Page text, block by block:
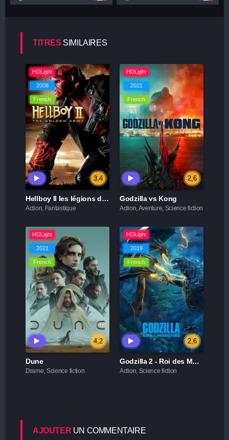
TITRES SIMILAIRES
HDLight
2008
French
3,4
Hellboy II les légions d'or maudites
Action, Fantastique
HDLight
2021
French
2,6
Godzilla vs Kong
Action, Aventure, Science fiction
HDLight
2021
French
4,2
Dune
Drame, Science fiction
HDLight
2019
French
2,6
Godzilla 2 - Roi des Monstres
Action, Science fiction
AJOUTER UN COMMENTAIRE